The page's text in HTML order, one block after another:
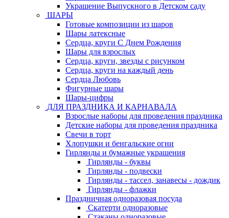
Украшение Выпускного в Детском саду
ШАРЫ
Готовые композиции из шаров
Шары латексные
Сердца, круги С Днем Рождения
Шары для взрослых
Сердца, круги, звезды с рисунком
Сердца, круги на каждый день
Сердца Любовь
Фигурные шары
Шары-цифры
ДЛЯ ПРАЗДНИКА И КАРНАВАЛА
Взрослые наборы для проведения праздника
Детские наборы для проведения праздника
Свечи в торт
Хлопушки и бенгальские огни
Гирлянды и бумажные украшения
Гирлянды - буквы
Гирлянды - подвески
Гирлянды - тассел, занавесы - дождик
Гирлянды - флажки
Праздничная одноразовая посуда
Скатерти одноразовые